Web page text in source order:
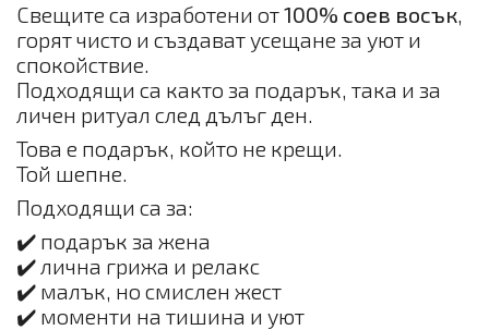
Свещите са изработени от100% соев восък,
горят чисто и създават усещане за уют и
спокойствие.
Подходящи са както за подарък, така и за
личен ритуал след дълъг ден.
Това е подарък, който не крещи.
Той шепне.
Подходящи са за:
✔️ подарък за жена
✔️ лична грижа и релакс
✔️ малък, но смислен жест
✔️ моменти на тишина и уют